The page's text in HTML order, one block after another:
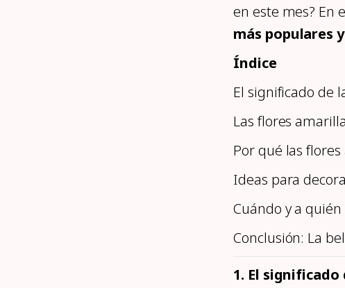
en este mes? En
más populares
Índice
El significado de
Las flores
Por qué las
Ideas para
Cuándo y a
Conclusión: La
1. El